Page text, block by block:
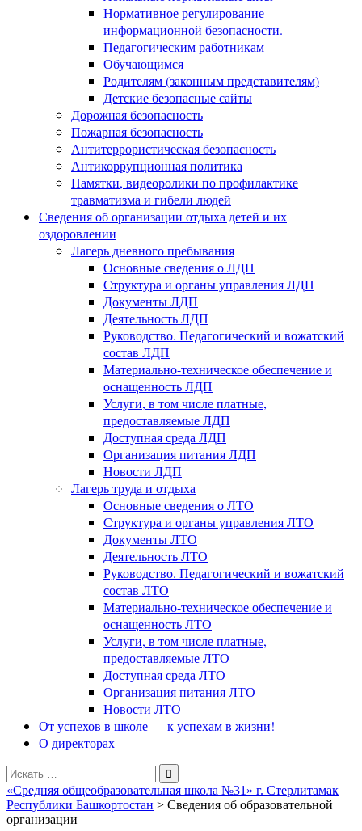
Нормативное регулирование
информационной безопасности.
Педагогическим работникам
Обучающимся
Родителям (законным представителям)
Детские безопасные сайты
Дорожная безопасность
Пожарная безопасность
Антитеррористическая безопасность
Антикоррупционная политика
Памятки, видеоролики по профилактике
травматизма и гибели людей
Сведения об организации отдыха детей и их
оздоровлении
Лагерь дневного пребывания
Основные сведения о ЛДП
Структура и органы управления ЛДП
Документы ЛДП
Деятельность ЛДП
Руководство. Педагогический и вожатский
состав ЛДП
Материально-техническое обеспечение и
оснащенность ЛДП
Услуги, в том числе платные,
предоставляемые ЛДП
Доступная среда ЛДП
Организация питания ЛДП
Новости ЛДП
Лагерь труда и отдыха
Основные сведения о ЛТО
Структура и органы управления ЛТО
Документы ЛТО
Деятельность ЛТО
Руководство. Педагогический и вожатский
состав ЛТО
Материально-техническое обеспечение и
оснащенность ЛТО
Услуги, в том числе платные,
предоставляемые ЛТО
Доступная среда ЛТО
Организация питания ЛТО
Новости ЛТО
От успехов в школе — к успехам в жизни!
О директорах
Поиск
для:
«Средняя общеобразовательная школа №31» г. Стерлитамак
Республики Башкортостан > Сведения об образовательной
организации